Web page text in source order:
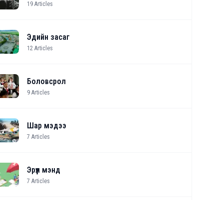
19 Articles
Эдийн засаг
12 Articles
Боловсрол
9 Articles
Шар мэдээ
7 Articles
Эрүүл мэнд
7 Articles